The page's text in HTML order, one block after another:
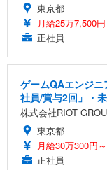
東京都
月給25万7,500
正社員
ゲームQAエンジ
社員/賞与2回」・
株式会社RIOT
東京都
月給30万300円
正社員